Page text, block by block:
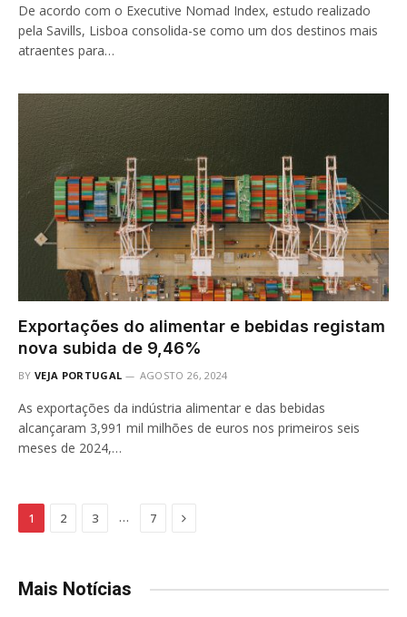
De acordo com o Executive Nomad Index, estudo realizado
pela Savills, Lisboa consolida-se como um dos destinos mais
atraentes para…
Exportações do alimentar e bebidas registam
nova subida de 9,46%
BY VEJA PORTUGAL AGOSTO 26, 2024
As exportações da indústria alimentar e das bebidas
alcançaram 3,991 mil milhões de euros nos primeiros seis
meses de 2024,…
1 2 3 … 7 Next
Mais Notícias